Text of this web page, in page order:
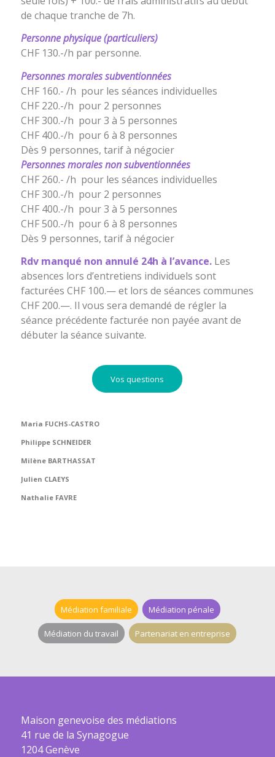
de chaque tranche de 7h.
Personne physique (particuliers)
CHF 130.-/h par personne.
Personnes morales subventionnées
CHF 160.- /h pour les séances individuelles
CHF 220.-/h pour 2 personnes
CHF 300.-/h pour 3 à 5 personnes
CHF 400.-/h pour 6 à 8 personnes
Dès 9 personnes, tarif à négocier
Personnes morales non subventionnées
CHF 260.- /h pour les séances individuelles
CHF 300.-/h pour 2 personnes
CHF 400.-/h pour 3 à 5 personnes
CHF 500.-/h pour 6 à 8 personnes
Dès 9 personnes, tarif à négocier
Rdv manqué non annulé 24h à l’avance.Les
absences lors d’entretiens individuels sont
facturées CHF 100.— et lors de séances communes
CHF 200.—. Il vous sera demandé de régler la
séance précédente facturée non payée avant de
débuter la séance suivante.
Vos questions
Maria FUCHS-CASTRO
Philippe SCHNEIDER
Milène BARTHASSAT
Julien CLAEYS
Nathalie FAVRE
Médiation familiale Médiation pénale
Médiation du travail Partenariat en entreprise
Maison genevoise des médiations
41 rue de la Synagogue
1204 Genève